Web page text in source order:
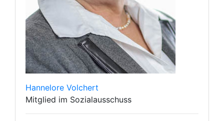
Hannelore Volchert
Mitglied im Sozialausschuss